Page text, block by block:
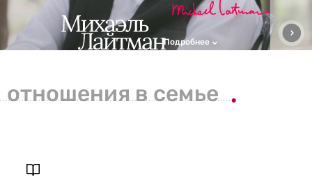
Подробнее
отношения в семье